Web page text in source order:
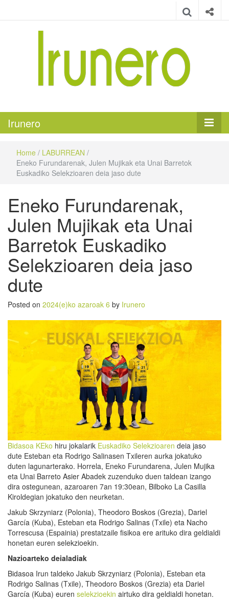
Irunero
Home / LABURREAN /
Eneko Furundarenak, Julen Mujikak eta Unai Barretok
Euskadiko Selekzioaren deia jaso dute
Eneko Furundarenak,
Julen Mujikak eta Unai
Barretok Euskadiko
Selekzioaren deia jaso
dute
Posted on 2024(e)ko azaroak 6 by Irunero
Bidasoa KEko hiru jokalarik Euskadiko Selekzioaren deia jaso
dute Esteban eta Rodrigo Salinasen Txileren aurka jokatuko
duten lagunarterako. Horrela, Eneko Furundarena, Julen Mujika
eta Unai Barreto Asier Abadek zuzenduko duen taldean izango
dira ostegunean, azaroaren 7an 19:30ean, Bilboko La Casilla
Kiroldegian jokatuko den neurketan.
Jakub Skrzyniarz (Polonia), Theodoro Boskos (Grezia), Dariel
García (Kuba), Esteban eta Rodrigo Salinas (Txile) eta Nacho
Torrescusa (Espainia) prestatzaile fisikoa ere arituko dira geldialdi
honetan euren selekzioekin.
Nazioarteko deialadiak
Bidasoa Irun taldeko Jakub Skrzyniarz (Polonia), Esteban eta
Rodrigo Salinas (Txile), Theodoro Boskos (Grezia) eta Dariel
García (Kuba) euren selekzioekin airtuko dira geldialdi honetan.